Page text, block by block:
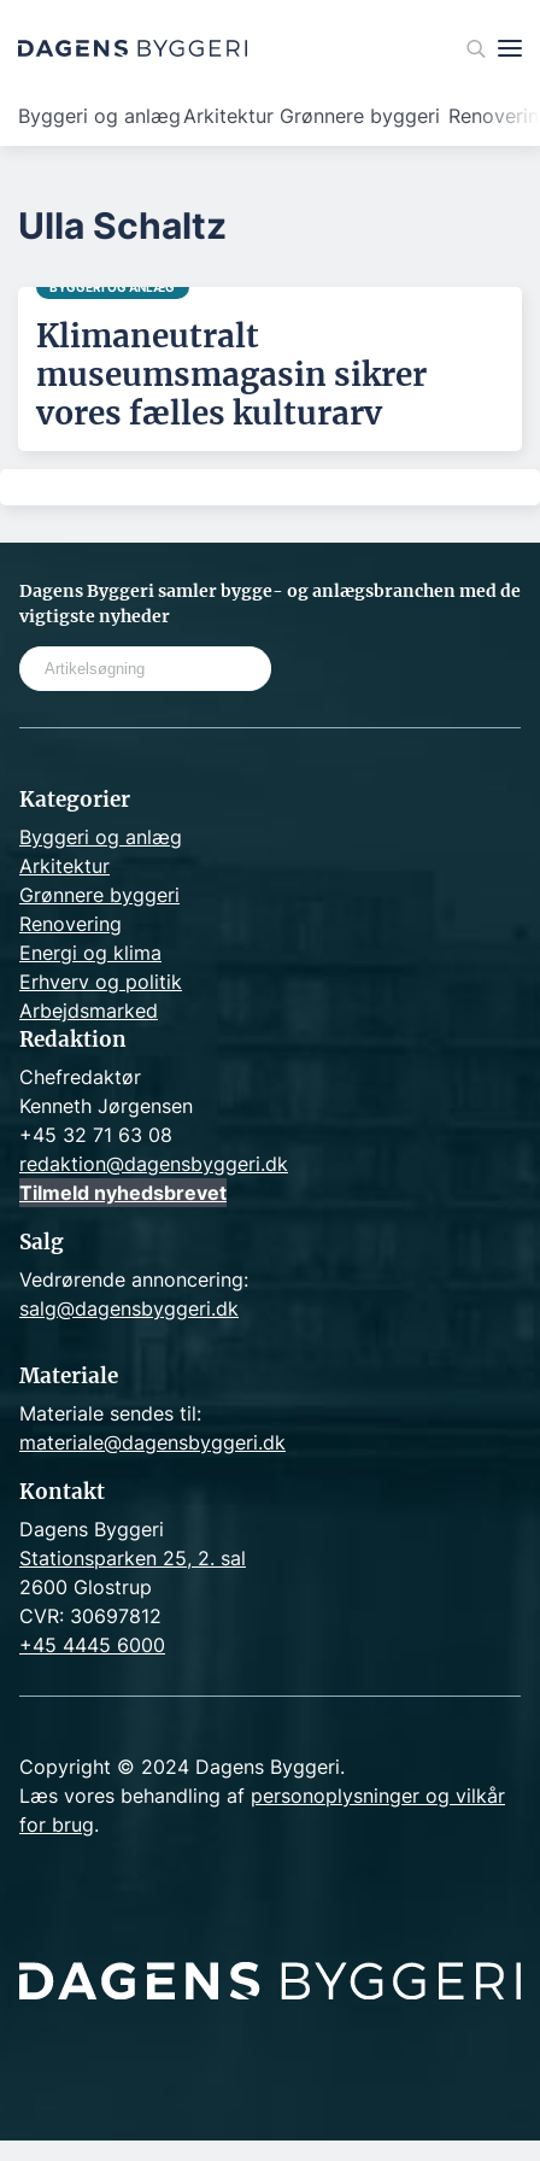
Byggeri og anlægArkitektur Grønnere byggeri
Ulla Schaltz
BYGGERI OG ANLÆG
Klimaneutralt
museumsmagasin sikrer
vores fælles kulturarv
Dagens Byggeri samler bygge- og anlægsbranchen med de
vigtigste nyheder
Kategorier
Byggeri og anlæg
Arkitektur
Grønnere byggeri
Renovering
Energi og klima
Erhverv og politik
Arbejdsmarked
Redaktion
Chefredaktør
Kenneth Jørgensen
+45 32 71 63 08
redaktion@dagensbyggeri.dk
Tilmeld nyhedsbrevet
Salg
Vedrørende annoncering:
salg@dagensbyggeri.dk
Materiale
Materiale sendes til:
materiale@dagensbyggeri.dk
Kontakt
Dagens Byggeri
Stationsparken 25, 2. sal
2600 Glostrup
CVR: 30697812
+45 4445 6000
Copyright © 2024 Dagens Byggeri.
Læs vores behandling af personoplysninger og vilkår
for brug.